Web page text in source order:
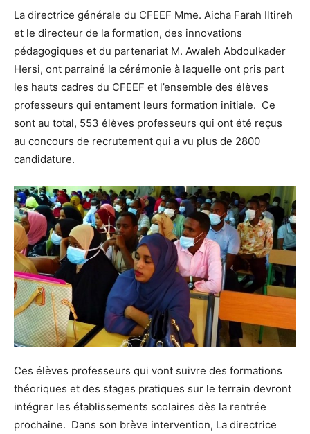
La directrice générale du CFEEF Mme. Aicha Farah Iltireh
et le directeur de la formation, des innovations
pédagogiques et du partenariat M. Awaleh Abdoulkader
Hersi, ont parrainé la cérémonie à laquelle ont pris part
les hauts cadres du CFEEF et l’ensemble des élèves
professeurs qui entament leurs formation initiale. Ce
sont au total, 553 élèves professeurs qui ont été reçus
au concours de recrutement qui a vu plus de 2800
candidature.
Ces élèves professeurs qui vont suivre des formations
théoriques et des stages pratiques sur le terrain devront
intégrer les établissements scolaires dès la rentrée
prochaine. Dans son brève intervention, La directrice